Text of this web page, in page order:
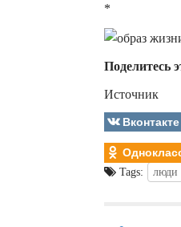
*
Поделитесь
Источник
Вконтакте
Tags: люди